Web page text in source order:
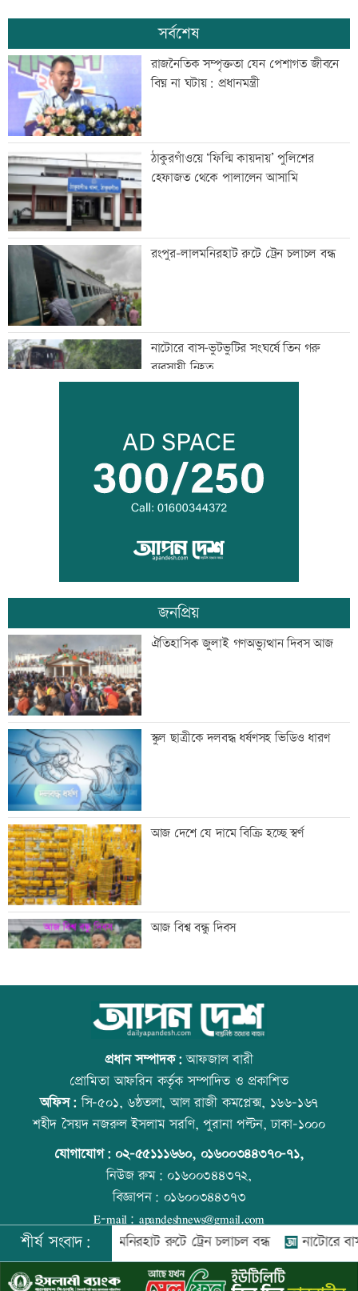
সর্বশেষ
রাজনৈতিক সম্পৃক্ততা যেন পেশাগত জীবনে
বিঘ্ন না ঘটায়: প্রধানমন্ত্রী
ঠাকুরগাঁওয়ে ‘ফিল্মি কায়দায়’ পুলিশের
হেফাজত থেকে পালালেন আসামি
রংপুর-লালমনিরহাট রুটে ট্রেন চলাচল বন্ধ
নাটোরে বাস-ভুটভুটির সংঘর্ষে তিন গরু
ব্যবসায়ী নিহত
ইরান যুদ্ধ থেকে সম্মানজনকভাবে সরে আসা
উচিত: মার্কিন জেনারেল
অস্ট্রেলিয়ায় পরীক্ষার আগেই ফেল শান্তরা
চাঁদপুরে নারীর পেট থেকে ৪ কেজি ৮০০
গ্রামের টিউমার অপসারণ
একদিনের ব্যবধানে বাড়ল স্বর্ণের দাম, ভরি
কত
নারী সহকর্মীর ঘর থেকে বস্ত্রহীন অবস্থায়
যুবদল নেতা আটক
ড্যাবের প্রতিষ্ঠাবার্ষিকীতে প্রধানমন্ত্রী
ট্রাম্পের বিলাসী ’বলরুম প্রকল্প’ আটকে
দিলেন আদালত
আগস্টে ফের টানা ৪ দিনের ছুটির সুযোগ
এসএসসির ফলাফল সোমবার, যে ৩ উপায়ে
জানবেন
জনপ্রিয়
ঐতিহাসিক জুলাই গণঅভ্যুত্থান দিবস আজ
স্কুল ছাত্রীকে দলবদ্ধ ধর্ষণসহ ভিডিও ধারণ
আজ দেশে যে দামে বিক্রি হচ্ছে স্বর্ণ
আজ বিশ্ব বন্ধু দিবস
উত্থান-পতনের বাজারে আজ স্বর্ণের ভরি কত
আজ স্বর্ণ-রুপা যে দামে বিক্রি হচ্ছে
কোরআন-হাদিসে নামাজ না পড়ার শাস্তি
প্রধান সম্পাদক:আফজাল বারী
প্রোমিতা আফরিন কর্তৃক সম্পাদিত ও প্রকাশিত
অফিস:সি-৫০১, ৬ষ্ঠতলা, আল রাজী কমপ্লেক্স, ১৬৬-১৬৭
শহীদ সৈয়দ নজরুল ইসলাম সরণি, পুরানা পল্টন, ঢাকা-১০০০
যোগাযোগ: ০২-৫৫১১১৬৬০, ০১৬০০৩৪৪৩৭০-৭১,
নিউজ রুম:০১৬০০৩৪৪৩৭২,
বিজ্ঞাপন: ০১৬০০৩৪৪৩৭৩
E-mail: apandeshnews@gmail.com
©২০২৬ |আপন দেশ ডটকমকর্তৃক সর্বসত্ব ® সংরক্ষিত | উন্নয়নে
ইমিথমেকারস.কম
শীর্ষ সংবাদ:
রংপুর-লালমনিরহাট রুটে ট্রেন চলাচল বন্ধ নাটোরে বাস-